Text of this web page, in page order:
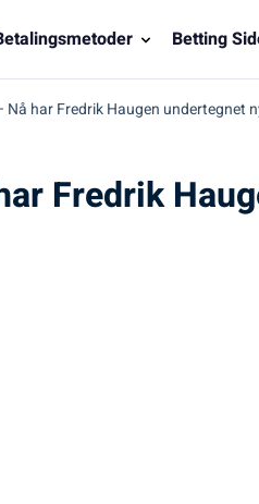
Betting
Nå har Fredrik Haugen undertegnet
Fredrik